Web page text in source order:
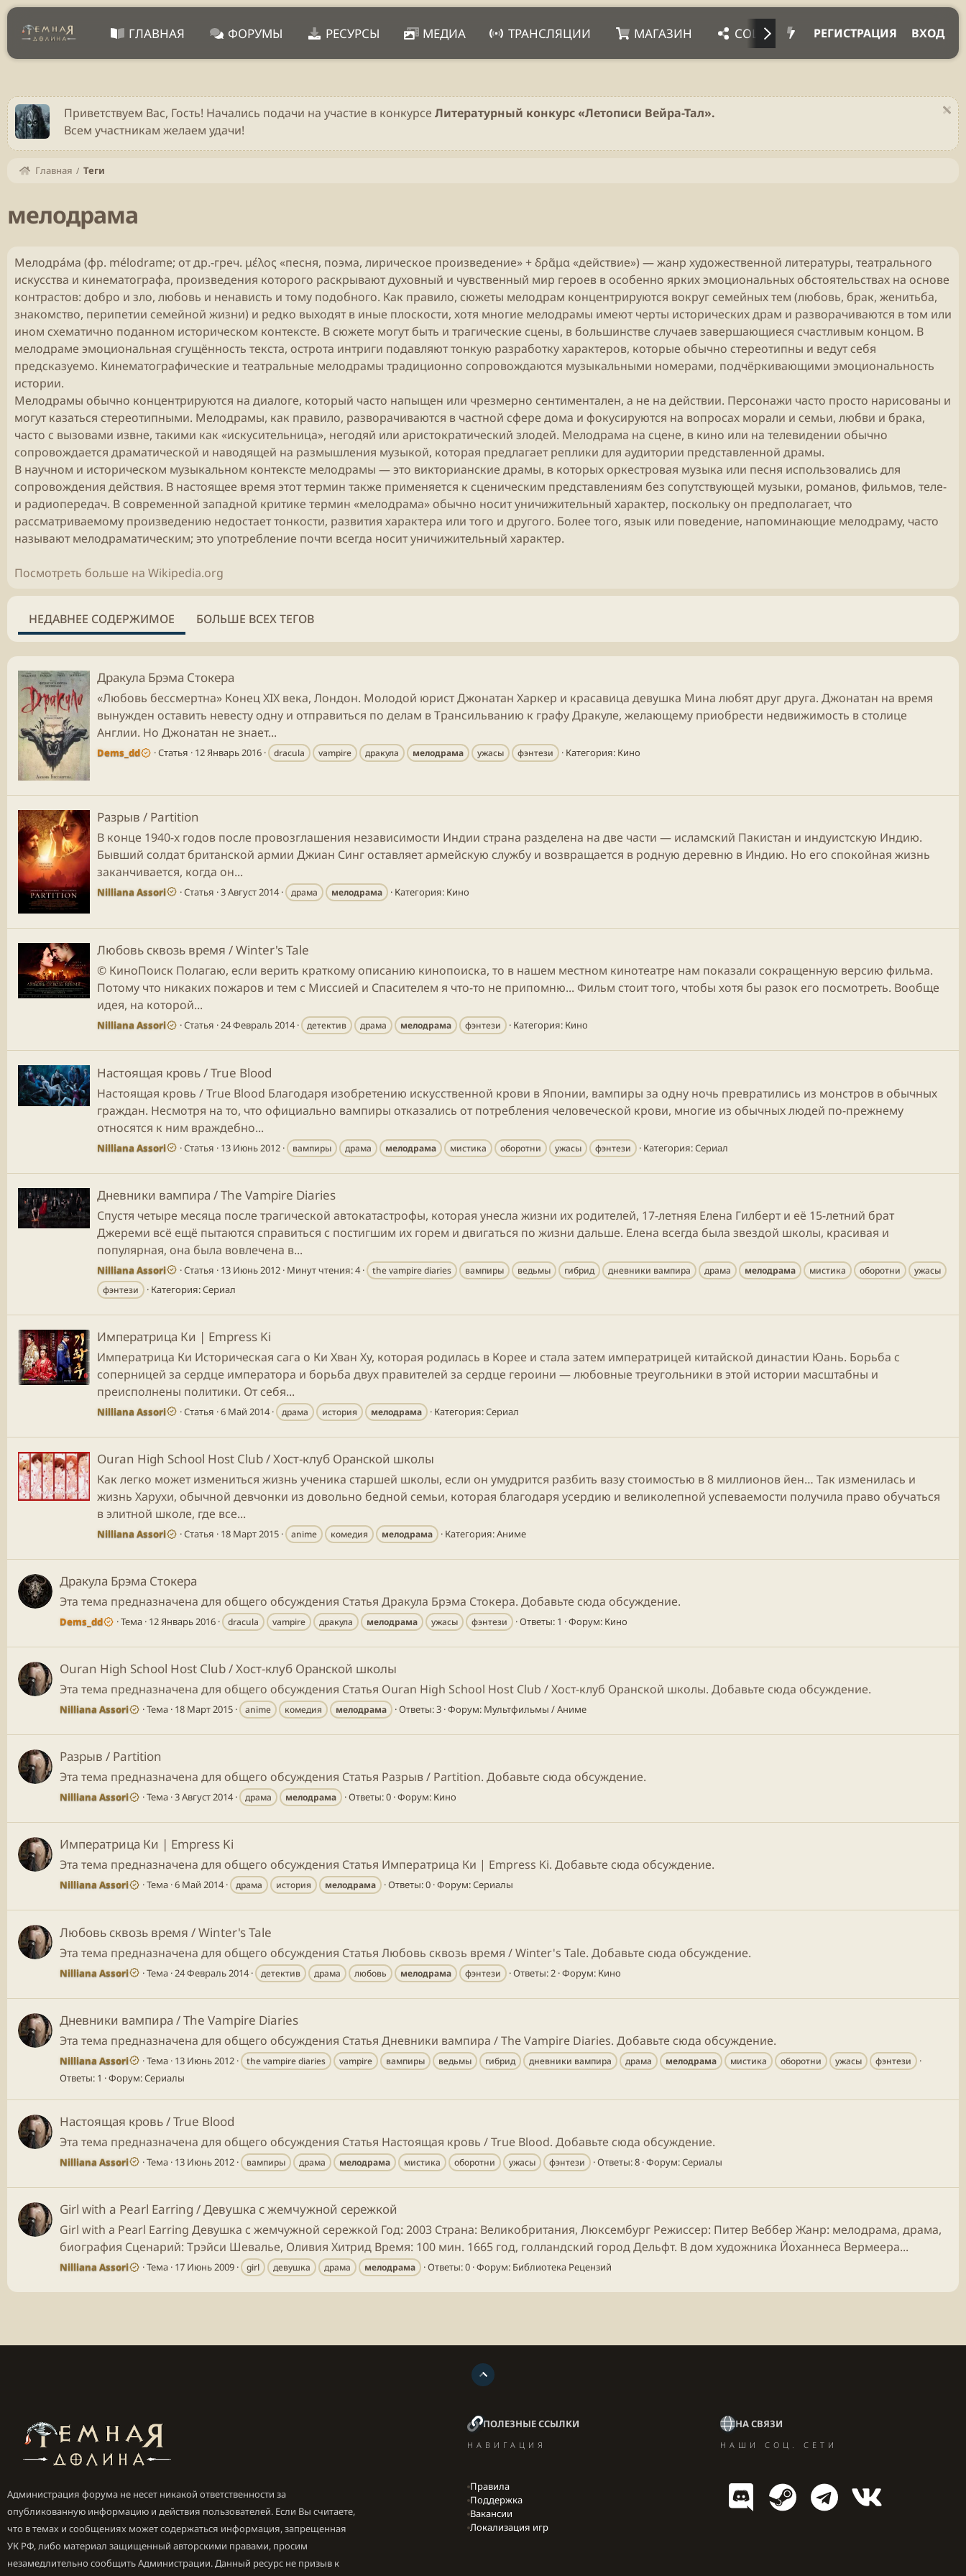
ГЛАВНАЯ ФОРУМЫ РЕСУРСЫ МЕДИА ТРАНСЛЯЦИИ МАГАЗИН СОЦ. СЕТИ ПРОЧЕЕ ВХОД
РЕГИСТРАЦИЯ
Приветствуем Вас, Гость! Начались подачи на участие в конкурсе Литературный конкурс «Летописи Вейра-Тал».
Всем участникам желаем удачи!
Главная Теги
мелодрама
Мелодра́ма (фр. mélodrame; от др.-греч. μέλος «песня, поэма, лирическое произведение» + δρᾶμα «действие») — жанр художественной литературы, театрального
искусства и кинематографа, произведения которого раскрывают духовный и чувственный мир героев в особенно ярких эмоциональных обстоятельствах на основе
контрастов: добро и зло, любовь и ненависть и тому подобного. Как правило, сюжеты мелодрам концентрируются вокруг семейных тем (любовь, брак, женитьба,
знакомство, перипетии семейной жизни) и редко выходят в иные плоскости, хотя многие мелодрамы имеют черты исторических драм и разворачиваются в том или
ином схематично поданном историческом контексте. В сюжете могут быть и трагические сцены, в большинстве случаев завершающиеся счастливым концом. В
мелодраме эмоциональная сгущённость текста, острота интриги подавляют тонкую разработку характеров, которые обычно стереотипны и ведут себя
предсказуемо. Кинематографические и театральные мелодрамы традиционно сопровождаются музыкальными номерами, подчёркивающими эмоциональность
истории.
Мелодрамы обычно концентрируются на диалоге, который часто напыщен или чрезмерно сентиментален, а не на действии. Персонажи часто просто нарисованы и
могут казаться стереотипными. Мелодрамы, как правило, разворачиваются в частной сфере дома и фокусируются на вопросах морали и семьи, любви и брака,
часто с вызовами извне, такими как «искусительница», негодяй или аристократический злодей. Мелодрама на сцене, в кино или на телевидении обычно
сопровождается драматической и наводящей на размышления музыкой, которая предлагает реплики для аудитории представленной драмы.
В научном и историческом музыкальном контексте мелодрамы — это викторианские драмы, в которых оркестровая музыка или песня использовались для
сопровождения действия. В настоящее время этот термин также применяется к сценическим представлениям без сопутствующей музыки, романов, фильмов, теле-
и радиопередач. В современной западной критике термин «мелодрама» обычно носит уничижительный характер, поскольку он предполагает, что
рассматриваемому произведению недостает тонкости, развития характера или того и другого. Более того, язык или поведение, напоминающие мелодраму, часто
называют мелодраматическим; это употребление почти всегда носит уничижительный характер.
Посмотреть больше на Wikipedia.org
НЕДАВНЕЕ СОДЕРЖИМОЕ БОЛЬШЕ ВСЕХ ТЕГОВ
Дракула Брэма Стокера
«Любовь бессмертна» Конец XIX века, Лондон. Молодой юрист Джонатан Харкер и красавица девушка Мина любят друг друга. Джонатан на время
вынужден оставить невесту одну и отправиться по делам в Трансильванию к графу Дракуле, желающему приобрести недвижимость в столице
Англии. Но Джонатан не знает...
Dems_dd Статья 12 Январь 2016 dracula vampire дракула мелодрама ужасы фэнтези Категория: Кино
Разрыв / Partition
В конце 1940-х годов после провозглашения независимости Индии страна разделена на две части — исламский Пакистан и индуистскую Индию.
Бывший солдат британской армии Джиан Синг оставляет армейскую службу и возвращается в родную деревню в Индию. Но его спокойная жизнь
заканчивается, когда он...
Nilliana Assori Статья 3 Август 2014 драма мелодрама Категория: Кино
Любовь сквозь время / Winter's Tale
© КиноПоиск Полагаю, если верить краткому описанию кинопоиска, то в нашем местном кинотеатре нам показали сокращенную версию фильма.
Потому что никаких пожаров и тем с Миссией и Спасителем я что-то не припомню... Фильм стоит того, чтобы хотя бы разок его посмотреть. Вообще
идея, на которой...
Nilliana Assori Статья 24 Февраль 2014 детектив драма мелодрама фэнтези Категория: Кино
Настоящая кровь / True Blood
Настоящая кровь / True Blood Благодаря изобретению искусственной крови в Японии, вампиры за одну ночь превратились из монстров в обычных
граждан. Несмотря на то, что официально вампиры отказались от потребления человеческой крови, многие из обычных людей по-прежнему
относятся к ним враждебно...
Nilliana Assori Статья 13 Июнь 2012 вампиры драма мелодрама мистика оборотни ужасы фэнтези Категория:Сериал
Дневники вампира / The Vampire Diaries
Спустя четыре месяца после трагической автокатастрофы, которая унесла жизни их родителей, 17-летняя Елена Гилберт и её 15-летний брат
Джереми всё ещё пытаются справиться с постигшим их горем и двигаться по жизни дальше. Елена всегда была звездой школы, красивая и
популярная, она была вовлечена в...
Nilliana Assori Статья 13 Июнь 2012 Минут чтения: 4 the vampire diaries вампиры ведьмы гибрид дневники вампира драма мелодрама мистика оборотни
ужасы
фэнтези
Категория:Сериал
Императрица Ки | Empress Ki
Императрица Ки Историческая сага о Ки Хван Ху, которая родилась в Корее и стала затем императрицей китайской династии Юань. Борьба с
соперницей за сердце императора и борьба двух правителей за сердце героини — любовные треугольники в этой истории масштабны и
преисполнены политики. От себя...
Nilliana Assori Статья 6 Май 2014 драма история мелодрама Категория:Сериал
Ouran High School Host Club / Хост-клуб Оранской школы
Как легко может измениться жизнь ученика старшей школы, если он умудрится разбить вазу стоимостью в 8 миллионов йен… Так изменилась и
жизнь Харухи, обычной девчонки из довольно бедной семьи, которая благодаря усердию и великолепной успеваемости получила право обучаться
в элитной школе, где все...
Nilliana Assori Статья 18 Март 2015 anime комедия мелодрама Категория:Аниме
Дракула Брэма Стокера
Эта тема предназначена для общего обсуждения Статья Дракула Брэма Стокера. Добавьте сюда обсуждение.
Dems_dd Тема 12 Январь 2016 dracula vampire дракула мелодрама ужасы фэнтези Ответы: 1 Форум: Кино
Ouran High School Host Club / Хост-клуб Оранской школы
Эта тема предназначена для общего обсуждения Статья Ouran High School Host Club / Хост-клуб Оранской школы. Добавьте сюда обсуждение.
Nilliana Assori Тема 18 Март 2015 anime комедия мелодрама Ответы: 3 Форум: Мультфильмы / Аниме
Разрыв / Partition
Эта тема предназначена для общего обсуждения Статья Разрыв / Partition. Добавьте сюда обсуждение.
Nilliana Assori Тема 3 Август 2014 драма мелодрама Ответы: 0 Форум: Кино
Императрица Ки | Empress Ki
Эта тема предназначена для общего обсуждения Статья Императрица Ки | Empress Ki. Добавьте сюда обсуждение.
Nilliana Assori Тема 6 Май 2014 драма история мелодрама Ответы: 0 Форум:Сериалы
Любовь сквозь время / Winter's Tale
Эта тема предназначена для общего обсуждения Статья Любовь сквозь время / Winter's Tale. Добавьте сюда обсуждение.
Nilliana Assori Тема 24 Февраль 2014 детектив драма любовь мелодрама фэнтези Ответы: 2 Форум: Кино
Дневники вампира / The Vampire Diaries
Эта тема предназначена для общего обсуждения Статья Дневники вампира / The Vampire Diaries. Добавьте сюда обсуждение.
Nilliana Assori Тема 13 Июнь 2012 the vampire diaries vampire вампиры ведьмы гибрид дневники вампира драма мелодрама мистика оборотни ужасы фэнтези
Ответы: 1 Форум:Сериалы
Настоящая кровь / True Blood
Эта тема предназначена для общего обсуждения Статья Настоящая кровь / True Blood. Добавьте сюда обсуждение.
Nilliana Assori Тема 13 Июнь 2012 вампиры драма мелодрама мистика оборотни ужасы фэнтези Ответы: 8 Форум:Сериалы
Girl with a Pearl Earring / Девушка с жемчужной сережкой
Girl with a Pearl Earring Девушка с жемчужной сережкой Год: 2003 Страна: Великобритания, Люксембург Режиссер: Питер Веббер Жанр: мелодрама, драма,
биография Сценарий: Трэйси Шевалье, Оливия Хитрид Время: 100 мин. 1665 год, голландский город Дельфт. В дом художника Йоханнеса Вермеера...
Nilliana Assori Тема 17 Июнь 2009 girl девушка драма мелодрама Ответы: 0 Форум: Библиотека Рецензий
Администрация форума не несет никакой ответственности за
опубликованную информацию и действия пользователей. Если Вы считаете,
что в темах и сообщениях может содержаться информация, запрещенная
УК РФ, либо материал защищенный авторскими правами, просим
незамедлительно сообщить Администрации. Данный ресурс не призыв к
ПОЛЕЗНЫЕ ССЫЛКИ
НАВИГАЦИЯ
Правила
Поддержка
Вакансии
Локализация игр
НА СВЯЗИ
НАШИ СОЦ. СЕТИ